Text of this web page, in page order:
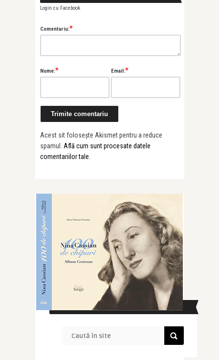
Login cu Facebook
Comentariu:*
Nume:* Email:*
Acest sit folosește Akismet pentru a reduce
spamul. Află cum sunt procesate datele
comentariilor tale
CAUTĂ ÎN SITE